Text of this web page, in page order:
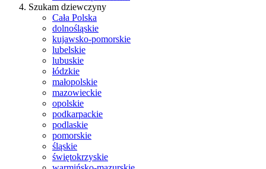
Szukam dziewczyny
Cała Polska
dolnośląskie
kujawsko-pomorskie
lubelskie
lubuskie
łódzkie
małopolskie
mazowieckie
opolskie
podkarpackie
podlaskie
pomorskie
śląskie
świętokrzyskie